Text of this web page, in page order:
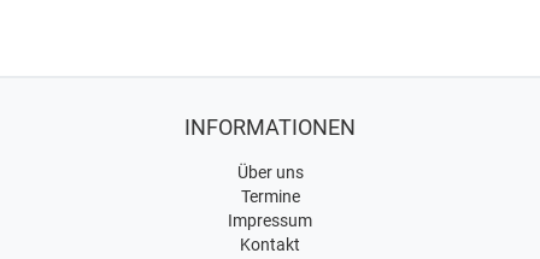
INFORMATIONEN
Über uns
Termine
Impressum
Kontakt